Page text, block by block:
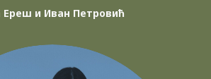
Ереш и Иван Петровић